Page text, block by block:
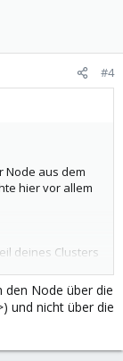
#4
Node aus dem
hier vor allem
deines Clusters
den Node über die
und nicht über die